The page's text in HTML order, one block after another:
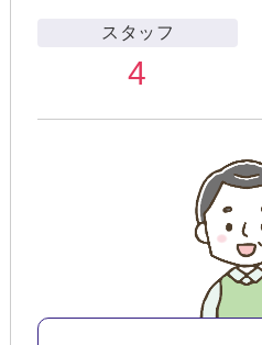
スタッフ
4